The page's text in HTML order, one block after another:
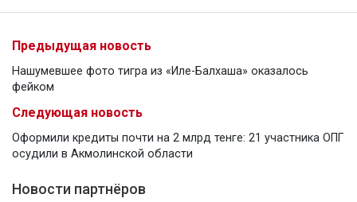
Предыдущая новость
Нашумевшее фото тигра из «Иле-Балхаша» оказалось
фейком
Следующая новость
Оформили кредиты почти на 2 млрд тенге: 21 участника ОПГ
осудили в Акмолинской области